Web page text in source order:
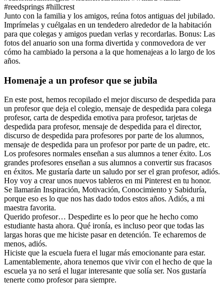
#reedsprings #hillcrest
Junto con la familia y los amigos, reúna fotos antiguas del jubilado.
Imprímelas y cuélgalas en un tendedero alrededor de la habitación
para que colegas y amigos puedan verlas y recordarlas. Bonus: Las
fotos del anuario son una forma divertida y conmovedora de ver
cómo ha cambiado la persona a la que homenajeas a lo largo de los
años.
Homenaje a un profesor que se jubila
En este post, hemos recopilado el mejor discurso de despedida para
un profesor que deja el colegio, mensaje de despedida para colega
profesor, carta de despedida emotiva para profesor, tarjetas de
despedida para profesor, mensaje de despedida para el director,
discurso de despedida para profesores por parte de los alumnos,
mensaje de despedida para un profesor por parte de un padre, etc.
Los profesores normales enseñan a sus alumnos a tener éxito. Los
grandes profesores enseñan a sus alumnos a convertir sus fracasos
en éxitos. Me gustaría darte un saludo por ser el gran profesor, adiós.
Hoy voy a crear unos nuevos tableros en mi Pinterest en tu honor.
Se llamarán Inspiración, Motivación, Conocimiento y Sabiduría,
porque eso es lo que nos has dado todos estos años. Adiós, a mi
maestra favorita.
Querido profesor… Despedirte es lo peor que he hecho como
estudiante hasta ahora. Qué ironía, es incluso peor que todas las
largas horas que me hiciste pasar en detención. Te echaremos de
menos, adiós.
Hiciste que la escuela fuera el lugar más emocionante para estar.
Lamentablemente, ahora tenemos que vivir con el hecho de que la
escuela ya no será el lugar interesante que solía ser. Nos gustaría
tenerte como profesor para siempre.